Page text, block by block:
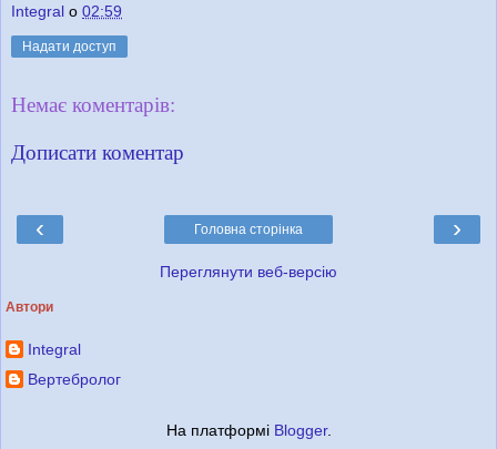
Integral о 02:59
Надати доступ
Немає коментарів:
Дописати коментар
‹ ›
Головна сторінка
Переглянути веб-версію
Автори
Integral
Вертебролог
На платформі Blogger.